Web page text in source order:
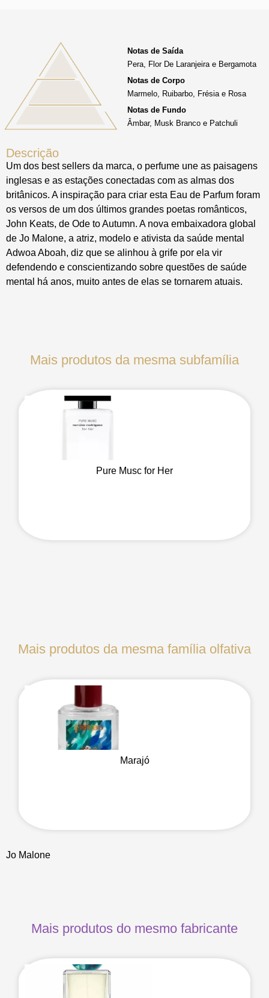
Descrição
Um dos best sellers da marca, o perfume une as paisagens
inglesas e as estações conectadas com as almas dos
britânicos. A inspiração para criar esta Eau de Parfum foram
os versos de um dos últimos grandes poetas românticos,
John Keats, de Ode to Autumn. A nova embaixadora global
de Jo Malone, a atriz, modelo e ativista da saúde mental
Adwoa Aboah, diz que se alinhou à grife por ela vir
defendendo e conscientizando sobre questões de saúde
mental há anos, muito antes de elas se tornarem atuais.
Notas de Saída
Pera, Flor De Laranjeira e Bergamota
Notas de Corpo
Marmelo, Ruibarbo, Frésia e Rosa
Notas de Fundo
Âmbar, Musk Branco e Patchuli
Mais produtos da mesma subfamília
Pure Musc for Her
Mais produtos da mesma família olfativa
Marajó
Jo Malone
Mais produtos do mesmo fabricante